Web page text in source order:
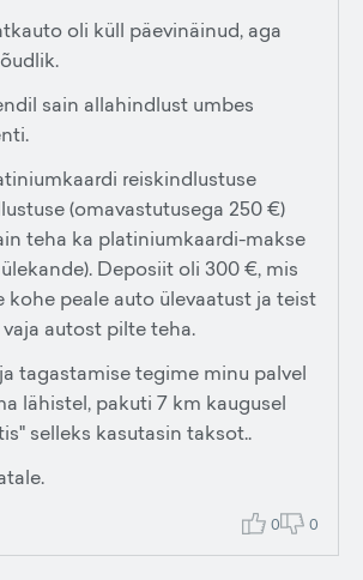
oli küll päevinäinud, aga
sain allahindlust umbes
reiskindlustuse
(omavastutusega 250 €)
teha ka platiniumkaardi-makse
Deposiit oli 300 €, mis
kohe peale auto ülevaatust ja teist
autost pilte teha.
tagastamise tegime minu palvel
lähistel, pakuti 7 km kaugusel
selleks kasutasin taksot..
0 0